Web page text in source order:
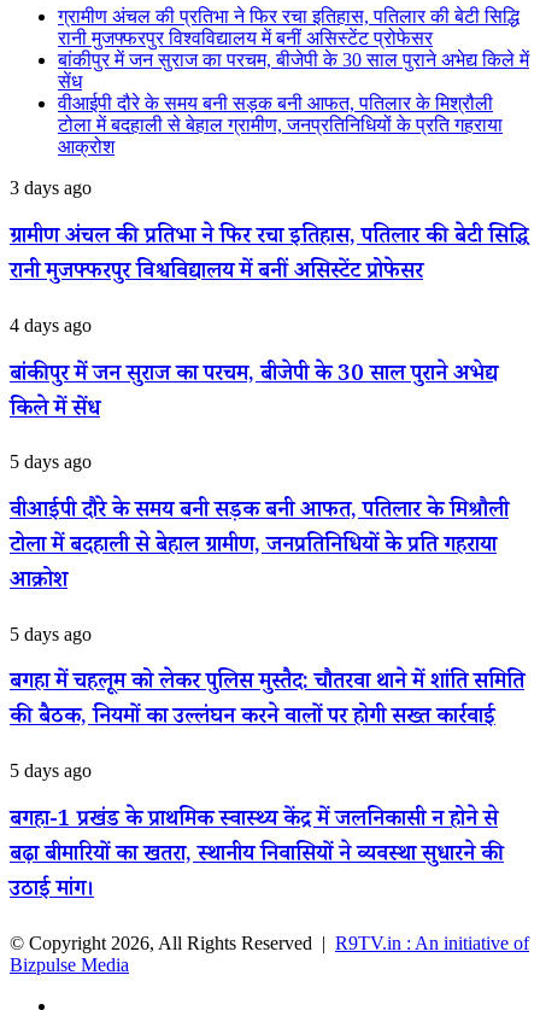
ग्रामीण अंचल की प्रतिभा ने फिर रचा इतिहास, पतिलार की बेटी सिद्धि
रानी मुजफ्फरपुर विश्वविद्यालय में बनीं असिस्टेंट प्रोफेसर
बांकीपुर में जन सुराज का परचम, बीजेपी के 30 साल पुराने अभेद्य किले में
सेंध
वीआईपी दौरे के समय बनी सड़क बनी आफत, पतिलार के मिश्रौली
टोला में बदहाली से बेहाल ग्रामीण, जनप्रतिनिधियों के प्रति गहराया
आक्रोश
ग्रामीण
की
प्रतिभा
ने
रचा
इतिहास,
पतिलार
की
बेटी
मुजफ्फरपुर
विश्वविद्यालय
में
बनीं
असिस्टेंट
प्रोफेसर
3 days ago
ग्रामीण अंचल की प्रतिभा ने फिर रचा इतिहास, पतिलार की बेटी सिद्धि
रानी मुजफ्फरपुर विश्वविद्यालय में बनीं असिस्टेंट प्रोफेसर
बांकीपुर
जन
सुराज
का
बीजेपी
30
साल
पुराने
अभेद्य
किले
सेंध
4 days ago
बांकीपुर में जन सुराज का परचम, बीजेपी के 30 साल पुराने अभेद्य
किले में सेंध
वीआईपी
के
समय
बनी
सड़क
बनी
पतिलार
मिश्रौली
टोला
में
से
बेहाल
ग्रामीण,
जनप्रतिनिधियों
के
गहराया
5 days ago
वीआईपी दौरे के समय बनी सड़क बनी आफत, पतिलार के मिश्रौली
टोला में बदहाली से बेहाल ग्रामीण, जनप्रतिनिधियों के प्रति गहराया
आक्रोश
बगहा
चहलूम
को
लेकर
मुस्तैद:
चौतरवा
थाने
में
शांति
समिति
की
नियमों
का
उल्लंघन
करने
5 days ago
बगहा में चहलूम को लेकर पुलिस मुस्तैद: चौतरवा थाने में शांति समिति
की बैठक, नियमों का उल्लंघन करने वालों पर होगी सख्त कार्रवाई
बगहा-1
के
प्राथमिक
स्वास्थ्य
केंद्र
में
न
होने
5 days ago
बगहा-1 प्रखंड के प्राथमिक स्वास्थ्य केंद्र में जलनिकासी न होने से
बढ़ा बीमारियों का खतरा, स्थानीय निवासियों ने व्यवस्था सुधारने की
उठाई मांग।
© Copyright 2026, All Rights Reserved | R9TV.in : An initiative of
Bizpulse Media